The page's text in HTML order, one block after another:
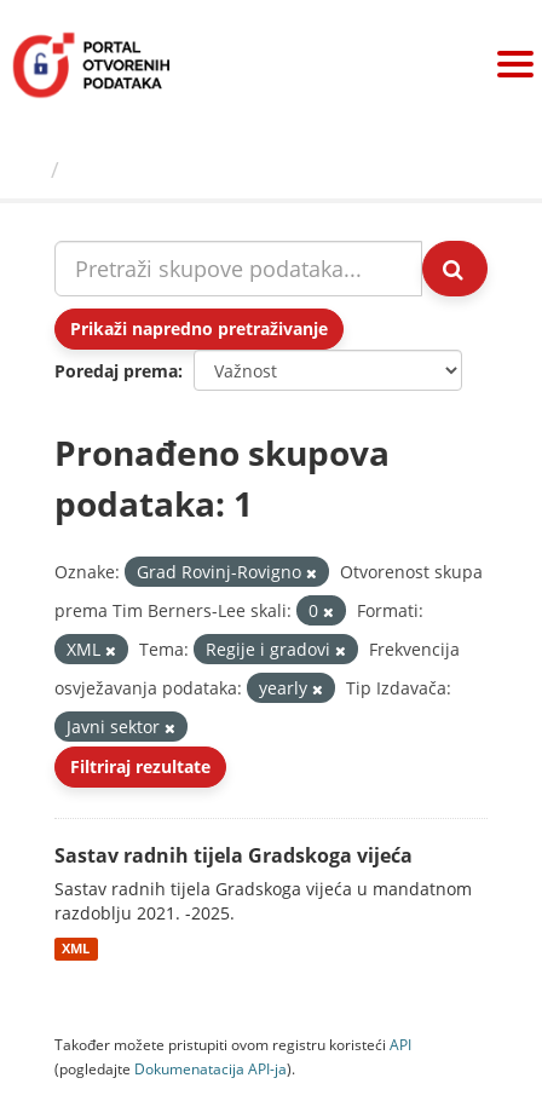
sadržaj
Prikaži napredno pretraživanje
Poredaj prema
Pronađeno skupova
podataka: 1
Oznake: Grad Rovinj-Rovigno
Otvorenost skupa
prema Tim Berners-Lee skali:
0
Formati:
XML
Tema: Regije i gradovi
Frekvencija
osvježavanja podataka:
yearly
Tip Izdavača:
Javni sektor
Filtriraj rezultate
Sastav radnih tijela Gradskoga vijeća
Sastav radnih tijela Gradskoga vijeća u mandatnom
razdoblju 2021. -2025.
XML
Također možete pristupiti ovom registru koristeći API
(pogledajte Dokumenаtаcijа API-jа).